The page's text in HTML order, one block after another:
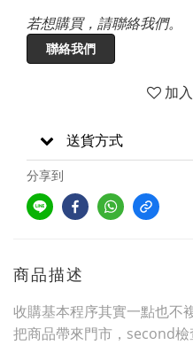
若想購買，請聯絡我們。
聯絡我們
加
送貨方式
分享到
商品描述
收購基本程序其實一點也不
把商品帶來門市，second